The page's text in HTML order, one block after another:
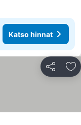
Katso hinnat
Jaa